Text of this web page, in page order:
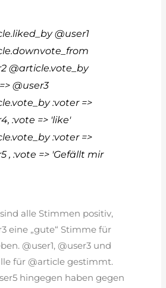
@user1
@article.vote_by
@user3
:voter =>
:vote => 'like'
:voter =>
, :vote => 'Gefällt mir
alle Stimmen positiv,
eine „gute“ Stimme für
@user1, @user3 und
für @article gestimmt.
hingegen haben gegen